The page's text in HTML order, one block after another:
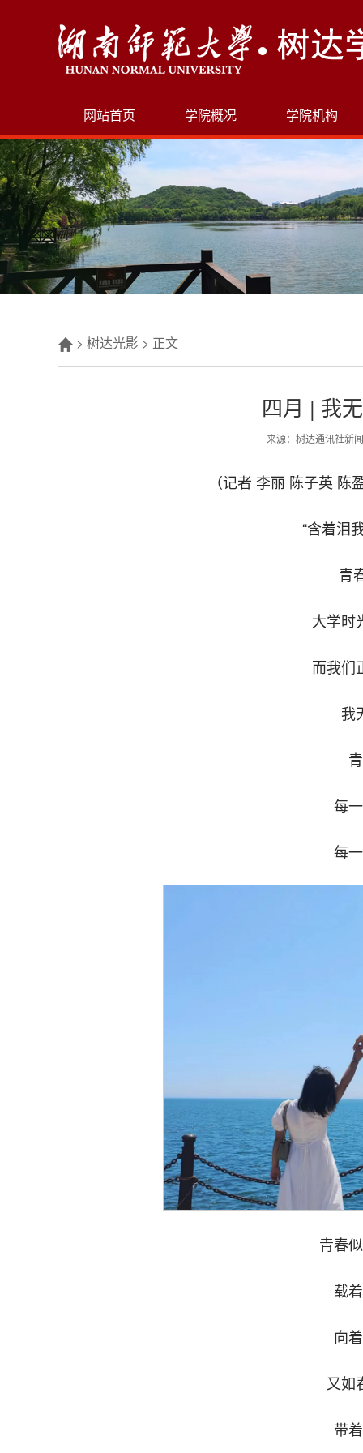
网站首页 学院概况 学院机构
> 树达光影 > 正文
四月 | 我
来源：树达通讯社新
（记者 李丽 陈子英
“含着泪
青
大学时
而我们
我
每
每
青春
载
向
又如
带